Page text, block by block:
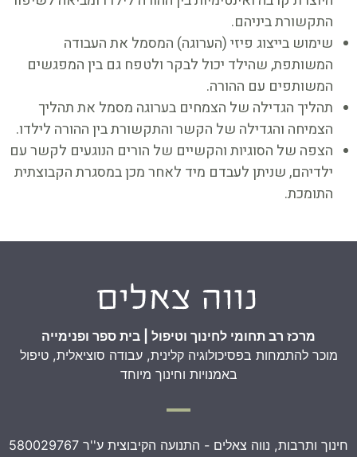
התקשורת ביניהם.
שימוש בייצוג פיזי (הערוגה) המסמל את העבודה
המשותפת, שהילד יכול לבקר ולטפח גם בין המפגשים
המשותפים עם ההורה.
תהליך הגדילה של הצמחים בערוגה מסמל את תהליך
הצמיחה והגדילה של הקשר והתקשורת בין ההורה לילדו.
הצפה של הסוגיות והקשיים של הורים הנוגעים לקשר עם
ילדיהם, שניתן לעבדם מיד לאחר מכן במסגרת הקבוצתית
התומכת.
מרכז רב תחומי לחינוך וטיפול | בית ספר ופנימייה
מוכר להתמחות בפסיכולוגיה קלינית, עבודה סוציאלית, טיפול
באמנויות וחינוך מיוחד
חינוך ותרבות, נווה צאלים - התנועה הקיבוצית ע''ר 580029767